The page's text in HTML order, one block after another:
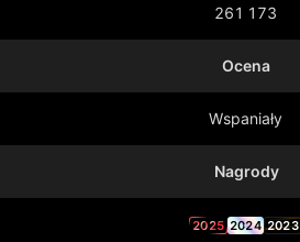
261 173
Ocena
Wspaniały
Nagrody
2025 2024 2023